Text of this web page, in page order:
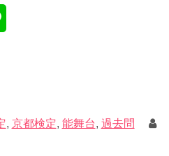
, 京都検定, 能舞台, 過去問